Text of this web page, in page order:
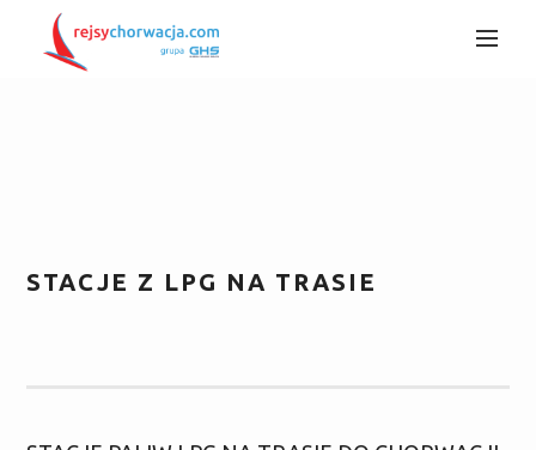
STACJE Z LPG NA TRASIE